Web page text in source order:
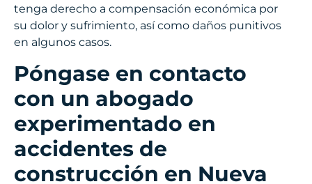
tenga derecho a compensación económica por
su dolor y sufrimiento, así como daños punitivos
en algunos casos.
Póngase en contacto
con un abogado
experimentado en
accidentes de
construcción en Nueva